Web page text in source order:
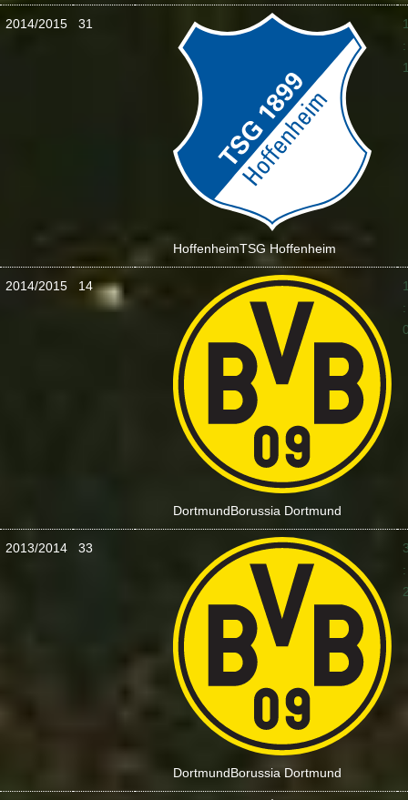
2014/2015 31
HoffenheimTSG Hoffenheim
:
2014/2015 14
DortmundBorussia Dortmund
:
2013/2014 33
DortmundBorussia Dortmund
: